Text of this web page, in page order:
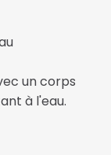
un corps
à l'eau.